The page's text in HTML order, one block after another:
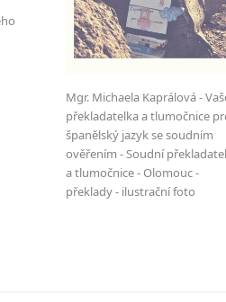
u těchto firem znám a
plastů a výměna forem
a další druhy svařování
Mgr. Michaela Kaprálová -
překladatelka a tlumočnice
španělský jazyk se soudním
ověřením - Soudní
a tlumočnice - Olomouc -
překlady - ilustrační foto